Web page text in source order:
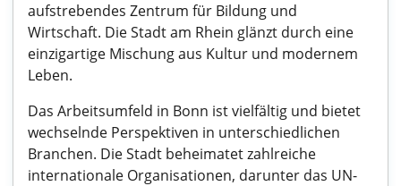
aufstrebendes Zentrum für Bildung und
Wirtschaft. Die Stadt am Rhein glänzt durch eine
einzigartige Mischung aus Kultur und modernem
Leben.
Das Arbeitsumfeld in Bonn ist vielfältig und bietet
wechselnde Perspektiven in unterschiedlichen
Branchen. Die Stadt beheimatet zahlreiche
internationale Organisationen, darunter das UN-